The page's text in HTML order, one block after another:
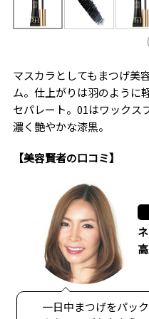
(
マスカラとしてもまつげ美
ム。仕上がりは羽のように
セパレート。01はワックス
濃く艶やかな漆黒。
【美容賢者の口コミ】
一日中まつげをパッ